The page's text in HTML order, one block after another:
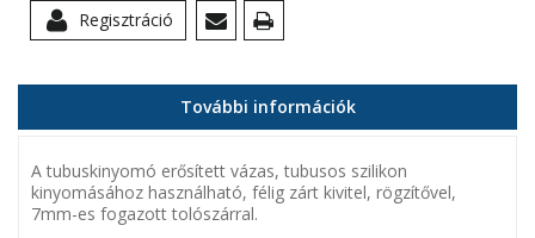
Regisztráció
További információk
A tubuskinyomó erősített vázas, tubusos szilikon
kinyomásához használható, félig zárt kivitel, rögzítővel,
7mm-es fogazott tolószárral.